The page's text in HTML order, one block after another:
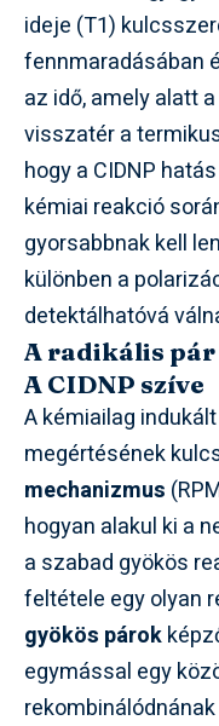
ideje (T1)
fennmaradásában
az idő, amely alatt
visszatér a
hogy a CIDNP
kémiai reakció
gyorsabbnak kell
különben a
detektálhatóvá
A radikális pár
A CIDNP szíve
A kémiailag
megértésének
mechanizmus
hogyan alakul ki a
a szabad gyökös
feltétele egy olyan
gyökös párok
egymással egy